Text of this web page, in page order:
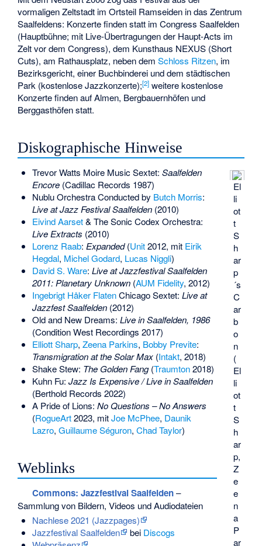
vormaligen Zeltstadt im Ortsteil Ramseiden in das Zentrum
Saalfeldens: Konzerte finden statt im Congress Saalfelden
(Hauptbühne; mit Live-Übertragungen der Haupt-Acts im
Zelt vor dem Congress), dem Kunsthaus NEXUS (Short
Cuts), am Rathausplatz, neben demSchloss Ritzen, im
Bezirksgericht, einer Buchbinderei und dem städtischen
Park (kostenlose Jazzkonzerte);[2] weitere kostenlose
Konzerte finden auf Almen, Bergbauernhöfen und
Berggasthöfen statt.
Diskographische Hinweise
El
li
ot
t
S
h
ar
p
´s
C
ar
b
o
n
(
El
li
ot
t
S
h
ar
p,
Z
e
e
n
a
P
ar
Trevor Watts Moire Music Sextet: Saalfelden
Encore(Cadillac Records 1987)
Nublu Orchestra Conducted by Butch Morris:
Live at Jazz Festival Saalfelden(2010)
Eivind Aarset& The Sonic Codex Orchestra:
Live Extracts (2010)
Lorenz Raab: Expanded(Unit2012, mit Eirik
Hegdal, Michel Godard, Lucas Niggli)
David S. Ware: Live at Jazzfestival Saalfelden
2011: Planetary Unknown(AUM Fidelity, 2012)
Ingebrigt Håker FlatenChicago Sextet: Live at
Jazzfest Saalfelden(2012)
Old and New Dreams: Live in Saalfelden, 1986
(Condition West Recordings 2017)
Elliott Sharp, Zeena Parkins, Bobby Previte:
Transmigration at the Solar Max(Intakt, 2018)
Shake Stew: The Golden Fang(Traumton2018)
Kuhn Fu: Jazz Is Expensive / Live in Saalfelden
(Berthold Records 2022)
A Pride of Lions: No Questions – No Answers
(RogueArt2023, mitJoe McPhee, Daunik
Lazro, Guillaume Séguron, Chad Taylor)
Weblinks
Commons: Jazzfestival Saalfelden–
Sammlung von Bildern, Videos und Audiodateien
Nachlese 2021 (Jazzpages)
Jazzfestival Saalfelden
bei Discogs